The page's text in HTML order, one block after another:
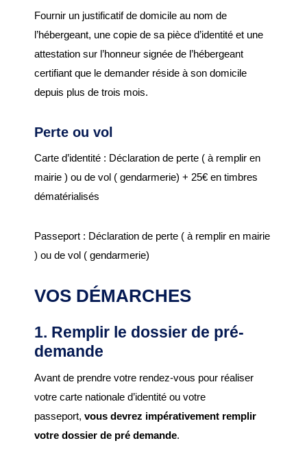
RESTAURATION
SCOLAIRE
SENIORS
domicile
Culture, loisirs et tourisme
Equipements sportifs
Associations
Ecole de musique
Fournir un justificatif de domicile au nom de
l’hébergeant, une copie de sa pièce d’identité et une
attestation sur l’honneur signée de l’hébergeant
certifiant que le demander réside à son domicile
depuis plus de trois mois.
Perte ou vol
Carte d’identité : Déclaration de perte ( à remplir en
mairie ) ou de vol ( gendarmerie) + 25€ en timbres
dématérialisés
Passeport : Déclaration de perte ( à remplir en mairie
) ou de vol ( gendarmerie)
VOS DÉMARCHES
1. Remplir le dossier de pré-
demande
Avant de prendre votre rendez-vous pour réaliser
votre carte nationale d’identité ou votre
passeport, vous devrez impérativement remplir
votre dossier de pré demande.